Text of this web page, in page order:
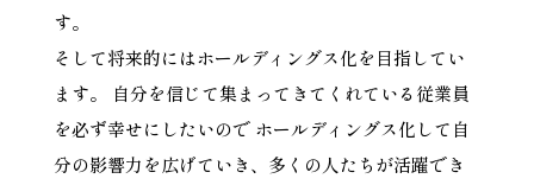
す。
そして将来的にはホールディングス化を目指してい
ます。 自分を信じて集まってきてくれている従業員
を必ず幸せにしたいので ホールディングス化して自
分の影響力を広げていき、多くの人たちが活躍でき